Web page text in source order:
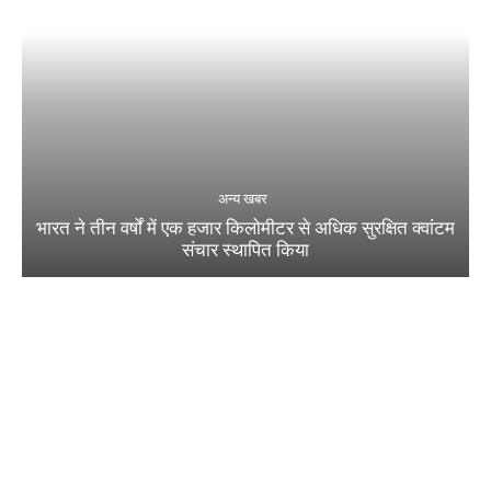
अन्य खबर
भारत ने तीन वर्षों में एक हजार किलोमीटर से अधिक सुरक्षित क्वांटम
संचार स्थापित किया